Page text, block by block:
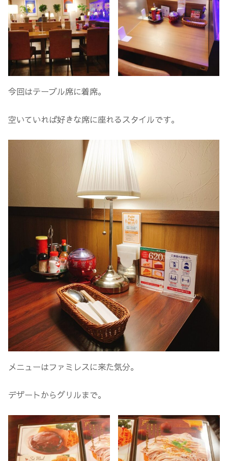
今回はテーブル席に着席。
空いていれば好きな席に座れるスタイルです。
メニューはファミレスに来た気分。
デザートからグリルまで。